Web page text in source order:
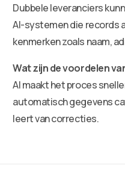
Dubbele leveranciers
AI-systemen die records
kenmerken zoals naam,
Wat zijn de voordelen
AI maakt het proces
automatisch gegevens
leert van correcties.